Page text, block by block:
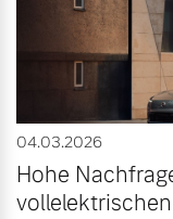
04.03.2026
Hohe